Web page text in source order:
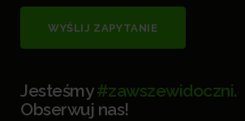
WYŚLIJ ZAPYTANIE
Jesteśmy#zawszewidoczni.
Obserwuj nas!